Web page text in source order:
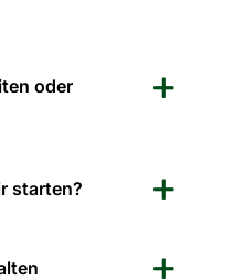
oder
starten?